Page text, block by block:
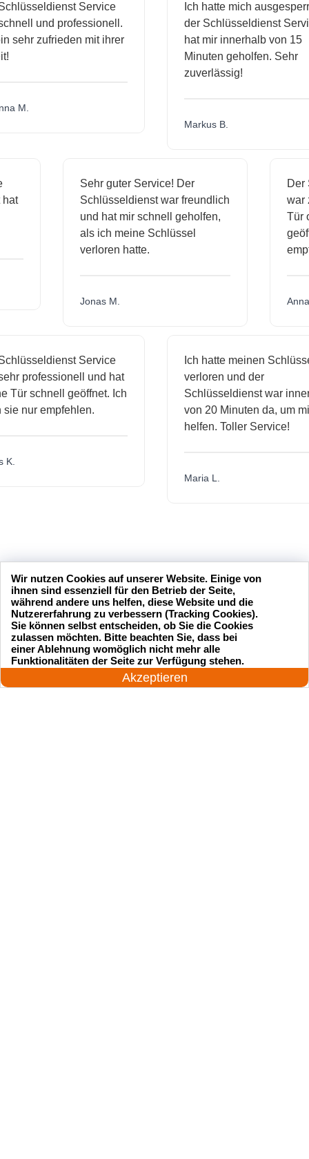
Service
und professionell.
zufrieden mit ihrer
M.
Ich hatte mich ausgesperrt
der Schlüsseldienst
hat mir innerhalb von 15
Minuten geholfen. Sehr
zuverlässig!
Markus B.
hat
Sehr guter Service! Der
Schlüsseldienst war freundlich
und hat mir schnell geholfen,
als ich meine Schlüssel
verloren hatte.
Jonas M.
Service
professionell und hat
schnell geöffnet. Ich
nur empfehlen.
Ich hatte meinen Schlüssel
verloren und der
Schlüsseldienst war
von 20 Minuten da, um mir
helfen. Toller Service!
Maria L.
24 Stunden am Tag
Akzeptieren
Wir nutzen Cookies auf unserer Website. Einige von
ihnen sind essenziell für den Betrieb der Seite,
während andere uns helfen, diese Website und die
Nutzererfahrung zu verbessern (Tracking Cookies).
Sie können selbst entscheiden, ob Sie die Cookies
zulassen möchten. Bitte beachten Sie, dass bei
einer Ablehnung womöglich nicht mehr alle
Funktionalitäten der Seite zur Verfügung stehen.